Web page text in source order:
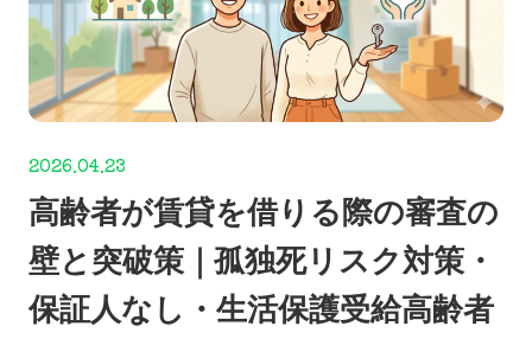
2026.04.23
高齢者が賃貸を借りる際の審査の
壁と突破策｜孤独死リスク対策・
保証人なし・生活保護受給高齢者